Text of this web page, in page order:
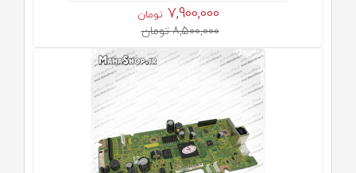
7,900,000 تومان
8,500,000 تومان